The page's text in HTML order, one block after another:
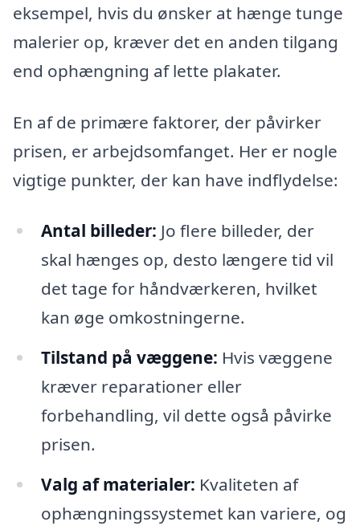
eksempel, hvis du ønsker at hænge tunge
malerier op, kræver det en anden tilgang
end ophængning af lette plakater.
En af de primære faktorer, der påvirker
prisen, er arbejdsomfanget. Her er nogle
vigtige punkter, der kan have indflydelse:
Antal billeder: Jo flere billeder, der
skal hænges op, desto længere tid vil
det tage for håndværkeren, hvilket
kan øge omkostningerne.
Tilstand på væggene: Hvis væggene
kræver reparationer eller
forbehandling, vil dette også påvirke
prisen.
Valg af materialer: Kvaliteten af
ophængningssystemet kan variere, og